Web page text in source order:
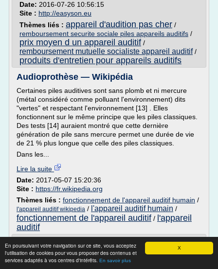
X
En poursuivant votre navigation sur ce site, vous acceptez
l'utilisation de cookies pour vous proposer des contenus et
services adaptés à vos centres d'intérêts. En savoir plus
Date: 2016-07-26 10:56:15
Site : http://easyson.eu
Thèmes liés : appareil d'audition pas cher /
remboursement securite sociale piles appareils auditifs /
prix moyen d un appareil auditif /
remboursement mutuelle socialiste appareil auditif/
produits d'entretien pour appareils auditifs
Audioprothèse — Wikipédia
Certaines piles auditives sont sans plomb et ni mercure
(métal considéré comme polluant l'environnement) dits
"vertes" et respectant l'environnement [13] . Elles
fonctionnent sur le même principe que les piles classiques.
Des tests [14] auraient montré que cette dernière
génération de pile sans mercure permet une durée de vie
de 21 % plus longue que celle des piles classiques.
Dans les...
Lire la suite
Date: 2017-05-07 15:20:36
Site : https://fr.wikipedia.org
Thèmes liés : fonctionnement de l'appareil auditif humain /
l'appareil auditif wikipedia / l'appareil auditif humain /
fonctionnement de l'appareil auditif / l'appareil
auditif
Audioprothèse — Wikipédia
IEC : PR63, ANSI : 7012ZD